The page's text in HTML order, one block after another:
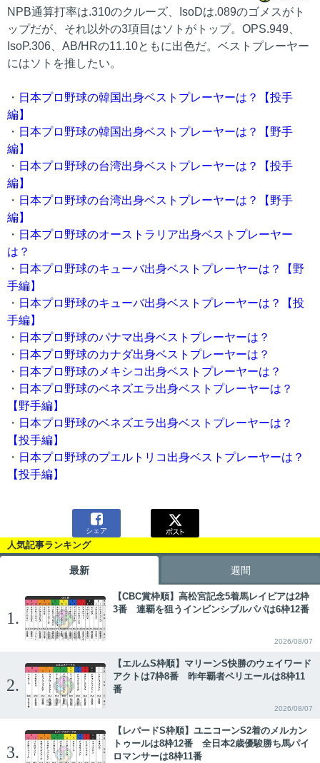
NPB通算打率は.310のクルーズ、IsoDは.089のゴメスがト
ップだが、それ以外の3項目はソトがトップ。OPS.949、
IsoP.306、AB/HRの11.10ともに出色だ。ベストプレーヤー
にはソトを推したい。
・ 日本プロ野球の韓国出身ベストプレーヤーは？【投手
編】
・ 日本プロ野球の韓国出身ベストプレーヤーは？【野手
編】
・ 日本プロ野球の台湾出身ベストプレーヤーは？【投手
編】
・ 日本プロ野球の台湾出身ベストプレーヤーは？【野手
編】
・ 日本プロ野球のオーストラリア出身ベストプレーヤー
は？
・ 日本プロ野球のキューバ出身ベストプレーヤーは？【野
手編】
・ 日本プロ野球のキューバ出身ベストプレーヤーは？【投
手編】
・ 日本プロ野球のパナマ出身ベストプレーヤーは？
・ 日本プロ野球のカナダ出身ベストプレーヤーは？
・ 日本プロ野球のメキシコ出身ベストプレーヤーは？
・ 日本プロ野球のベネズエラ出身ベストプレーヤーは？
【野手編】
・ 日本プロ野球のベネズエラ出身ベストプレーヤーは？
【投手編】
・ 日本プロ野球のプエルトリコ出身ベストプレーヤーは？
【投手編】

シェア
人気記事ランキング
最新 週間
1.
【CBC賞枠順】高松宮記念5着馬レイピアは2枠
3番 連覇を狙うインビンシブルパパは6枠12番
2026/08/07
2.
【エルムS枠順】マリーンS快勝のウェイワード
アクトは7枠8番 昨年覇者ペリエールは8枠11
番
2026/08/07
3.
【レパードS枠順】ユニコーンS2着のメルカン
トゥールは8枠12番 全日本2歳優駿勝ち馬パイ
ロマンサーは8枠11番